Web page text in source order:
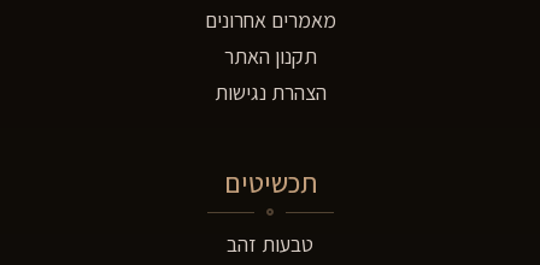
מאמרים אחרונים
תקנון האתר
הצהרת נגישות
תכשיטים
טבעות זהב